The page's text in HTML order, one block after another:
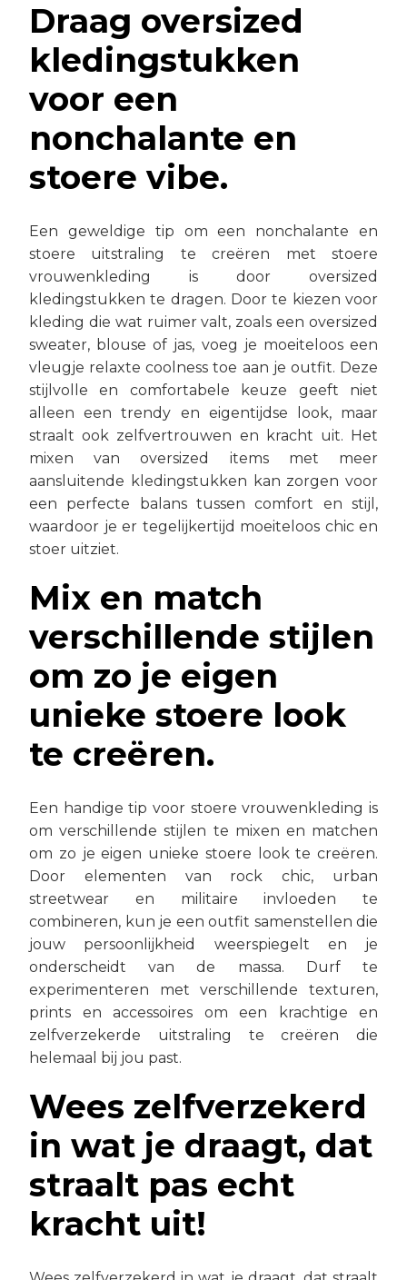
Draag oversized
kledingstukken
voor een
nonchalante en
stoere vibe.
Een geweldige tip om een nonchalante en
stoere uitstraling te creëren met stoere
vrouwenkleding is door oversized
kledingstukken te dragen. Door te kiezen voor
kleding die wat ruimer valt, zoals een oversized
sweater, blouse of jas, voeg je moeiteloos een
vleugje relaxte coolness toe aan je outfit. Deze
stijlvolle en comfortabele keuze geeft niet
alleen een trendy en eigentijdse look, maar
straalt ook zelfvertrouwen en kracht uit. Het
mixen van oversized items met meer
aansluitende kledingstukken kan zorgen voor
een perfecte balans tussen comfort en stijl,
waardoor je er tegelijkertijd moeiteloos chic en
stoer uitziet.
Mix en match
verschillende stijlen
om zo je eigen
unieke stoere look
te creëren.
Een handige tip voor stoere vrouwenkleding is
om verschillende stijlen te mixen en matchen
om zo je eigen unieke stoere look te creëren.
Door elementen van rock chic, urban
streetwear en militaire invloeden te
combineren, kun je een outfit samenstellen die
jouw persoonlijkheid weerspiegelt en je
onderscheidt van de massa. Durf te
experimenteren met verschillende texturen,
prints en accessoires om een krachtige en
zelfverzekerde uitstraling te creëren die
helemaal bij jou past.
Wees zelfverzekerd
in wat je draagt, dat
straalt pas echt
kracht uit!